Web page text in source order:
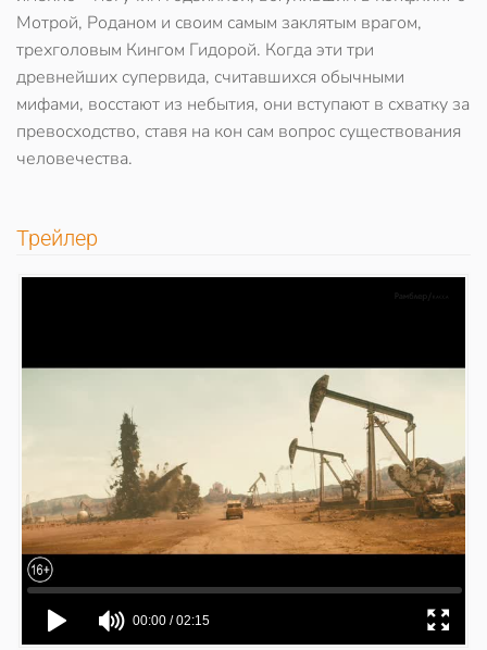
Мотрой, Роданом и своим самым заклятым врагом,
трехголовым Кингом Гидорой. Когда эти три
древнейших супервида, считавшихся обычными
мифами, восстают из небытия, они вступают в схватку за
превосходство, ставя на кон сам вопрос существования
человечества.
Трейлер